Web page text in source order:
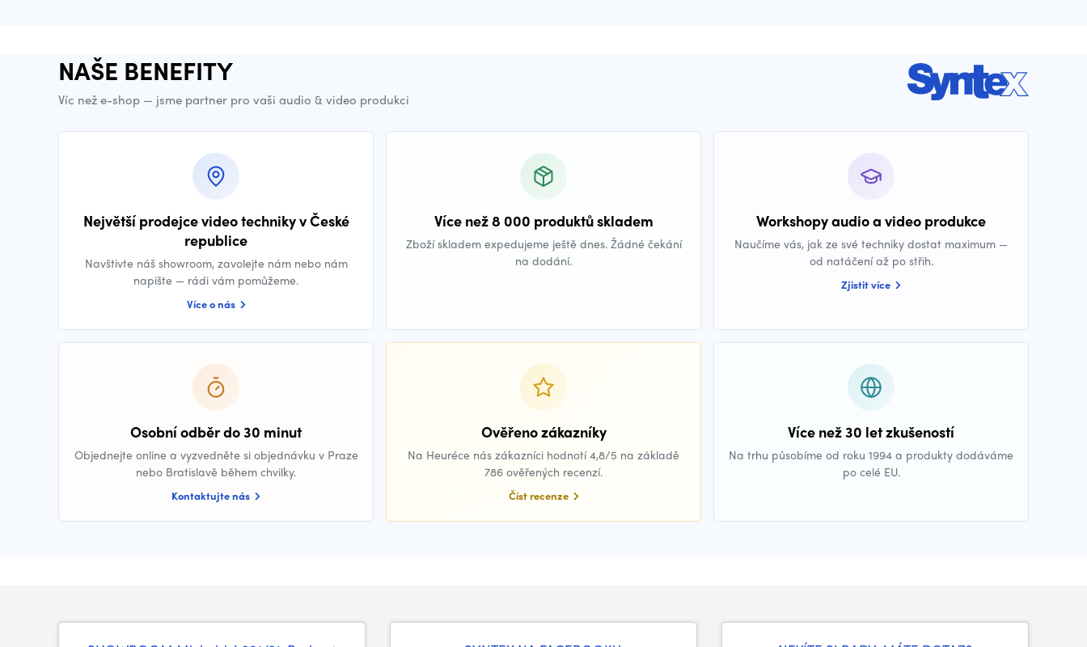
NAŠE BENEFITY
Víc než e-shop — jsme partner pro vaši audio & video produkci
Největší prodejce video techniky v České
republice
Navštivte náš showroom, zavolejte nám nebo nám
napište — rádi vám pomůžeme.
Více o nás
Více než 8 000 produktů skladem
Zboží skladem expedujeme ještě dnes. Žádné čekání
na dodání.
Workshopy audio a video produkce
Naučíme vás, jak ze své techniky dostat maximum —
od natáčení až po střih.
Zjistit více
Osobní odběr do 30 minut
Objednejte online a vyzvedněte si objednávku v Praze
nebo Bratislavě během chvilky.
Kontaktujte nás
Ověřeno zákazníky
Na Heuréce nás zákazníci hodnotí 4,8/5 na základě
786 ověřených recenzí.
Číst recenze
Více než 30 let zkušeností
Na trhu působíme od roku 1994 a produkty dodáváme
po celé EU.